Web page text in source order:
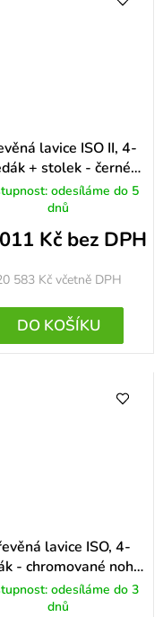
lavice ISO II, 4-
+ stolek - černé
nohy, buk
odesíláme do 5
dnů
Kč bez DPH
583 Kč včetně DPH
DO KOŠÍKU
lavice ISO, 4-
- chromované nohy,
ořech
odesíláme do 3
dnů